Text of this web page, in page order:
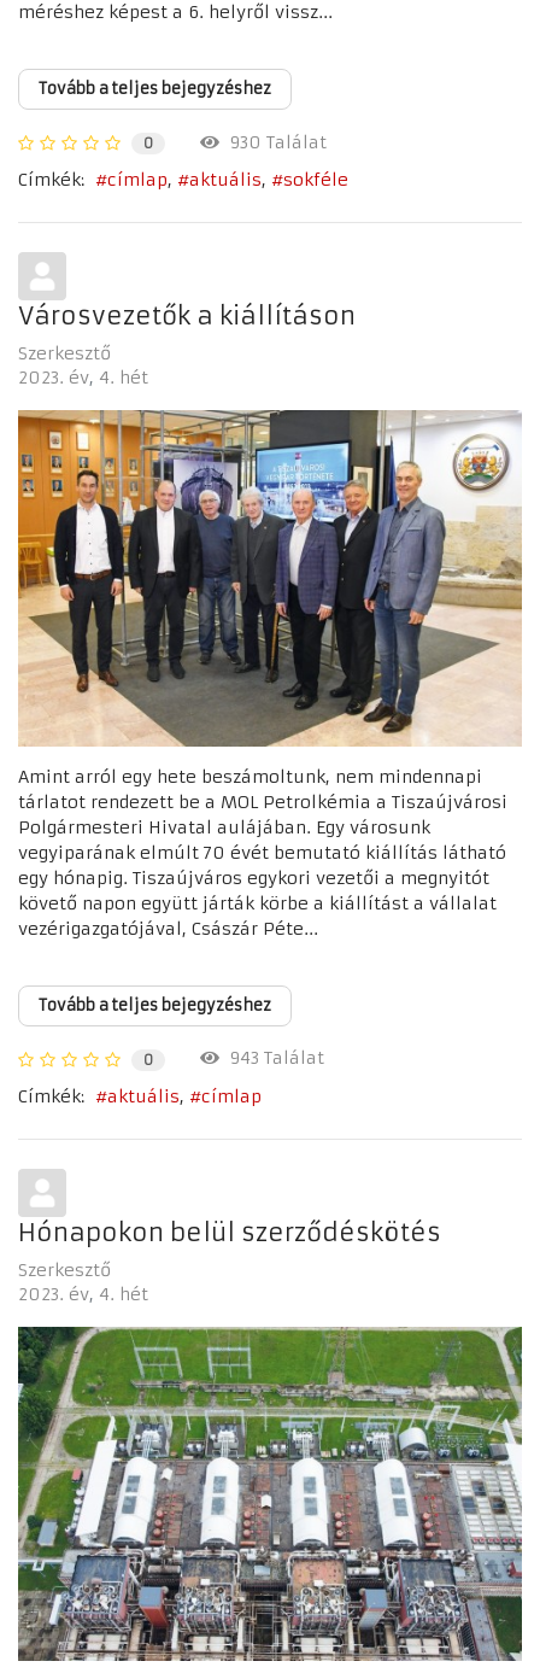
méréshez képest a 6. helyről vissz...
Tovább a teljes bejegyzéshez
0
930 Találat
Címkék:
címlap aktuális sokféle
Városvezetők a kiállításon
Szerkesztő
2023. év 4. hét
Amint arról egy hete beszámoltunk, nem mindennapi
tárlatot rendezett be a MOL Petrolkémia a Tiszaújvárosi
Polgármesteri Hivatal aulájában. Egy városunk
vegyiparának elmúlt 70 évét bemutató kiállítás látható
egy hónapig. Tiszaújváros egykori vezetői a megnyitót
követő napon együtt járták körbe a kiállítást a vállalat
vezérigazgatójával, Császár Péte...
Tovább a teljes bejegyzéshez
0
943 Találat
Címkék:
aktuális címlap
Hónapokon belül szerződéskötés
Szerkesztő
2023. év 4. hét